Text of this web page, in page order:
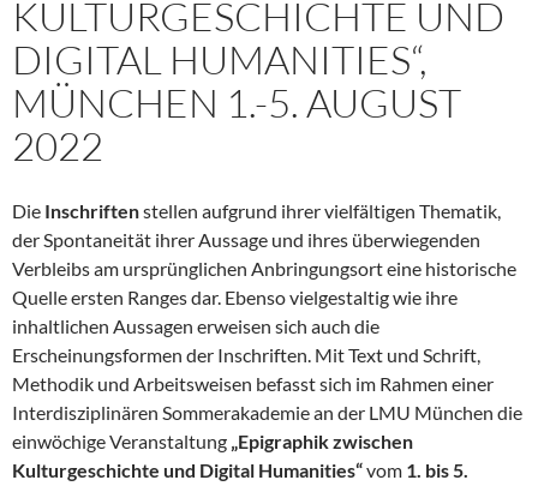
KULTURGESCHICHTE UND
DIGITAL HUMANITIES“,
MÜNCHEN 1.-5. AUGUST
2022
Die Inschriftenstellen aufgrund ihrer vielfältigen Thematik,
der Spontaneität ihrer Aussage und ihres überwiegenden
Verbleibs am ursprünglichen Anbringungsort eine historische
Quelle ersten Ranges dar. Ebenso vielgestaltig wie ihre
inhaltlichen Aussagen erweisen sich auch die
Erscheinungsformen der Inschriften. Mit Text und Schrift,
Methodik und Arbeitsweisen befasst sich im Rahmen einer
Interdisziplinären Sommerakademie an der LMU München die
einwöchige Veranstaltung „Epigraphik zwischen
Kulturgeschichte und Digital Humanities“vom 1. bis 5.